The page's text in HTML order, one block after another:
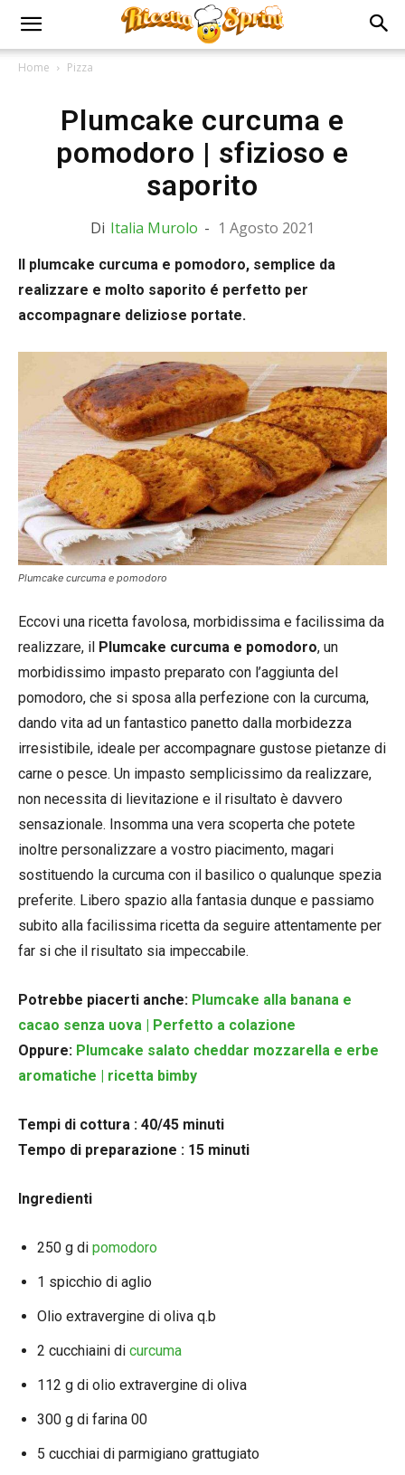
Home Pizza
Plumcake curcuma e
pomodoro | sfizioso e
saporito
Di Italia Murolo - 1 Agosto 2021
Il plumcake curcuma e pomodoro, semplice da
realizzare e molto saporito é perfetto per
accompagnare deliziose portate.
Plumcake curcuma e pomodoro
Eccovi una ricetta favolosa, morbidissima e facilissima da
realizzare, il Plumcake curcuma e pomodoro, un
morbidissimo impasto preparato con l’aggiunta del
pomodoro, che si sposa alla perfezione con la curcuma,
dando vita ad un fantastico panetto dalla morbidezza
irresistibile, ideale per accompagnare gustose pietanze di
carne o pesce. Un impasto semplicissimo da realizzare,
non necessita di lievitazione e il risultato è davvero
sensazionale. Insomma una vera scoperta che potete
inoltre personalizzare a vostro piacimento, magari
sostituendo la curcuma con il basilico o qualunque spezia
preferite. Libero spazio alla fantasia dunque e passiamo
subito alla facilissima ricetta da seguire attentamente per
far si che il risultato sia impeccabile.
Potrebbe piacerti anche: Plumcake alla banana e
cacao senza uova | Perfetto a colazione
Oppure: Plumcake salato cheddar mozzarella e erbe
aromatiche | ricetta bimby
Tempi di cottura : 40/45 minuti
Tempo di preparazione : 15 minuti
Ingredienti
250 g di pomodoro
1 spicchio di aglio
Olio extravergine di oliva q.b
2 cucchiaini di curcuma
112 g di olio extravergine di oliva
300 g di farina 00
5 cucchiai di parmigiano grattugiato